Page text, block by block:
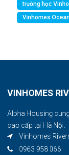
trường học
Vinhomes
VINHOMES
Alpha Housing
cao cấp tại Hà Nội.
Vinhomes
0963 958 066